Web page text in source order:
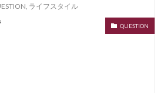
, ライフスタイル
QUESTION